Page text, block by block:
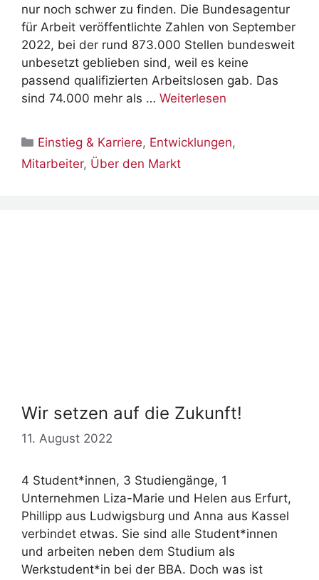
nur noch schwer zu finden. Die Bundesagentur
für Arbeit veröffentlichte Zahlen von September
2022, bei der rund 873.000 Stellen bundesweit
unbesetzt geblieben sind, weil es keine
passend qualifizierten Arbeitslosen gab. Das
sind 74.000 mehr als … Weiterlesen
Kategorien
Einstieg & Karriere, Entwicklungen,
Mitarbeiter, Über den Markt
Wir setzen auf die Zukunft!
11. August 2022
4 Student*innen, 3 Studiengänge, 1
Unternehmen Liza-Marie und Helen aus Erfurt,
Phillipp aus Ludwigsburg und Anna aus Kassel
verbindet etwas. Sie sind alle Student*innen
und arbeiten neben dem Studium als
Werkstudent*in bei der BBA. Doch was ist